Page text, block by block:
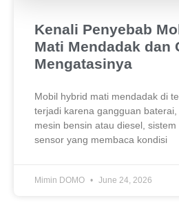
Kenali Penyebab
Mati Mendadak dan
Mengatasinya
Mobil hybrid mati mendadak di
terjadi karena gangguan baterai,
mesin bensin atau diesel,
sensor yang membaca kondisi
Mimin DOMO June 24, 2026